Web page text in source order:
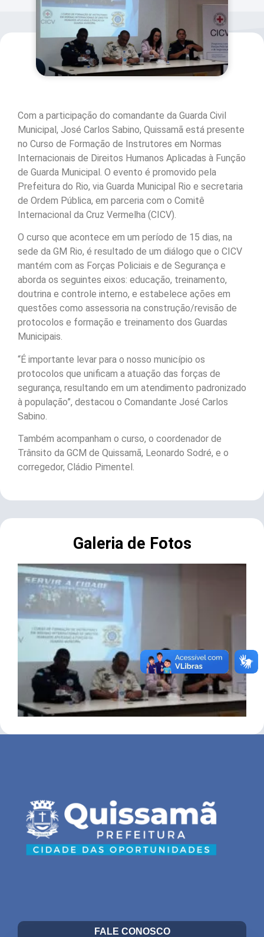
Com a participação do comandante da Guarda Civil
Municipal, José Carlos Sabino, Quissamã está presente
no Curso de Formação de Instrutores em Normas
Internacionais de Direitos Humanos Aplicadas à Função
de Guarda Municipal. O evento é promovido pela
Prefeitura do Rio, via Guarda Municipal Rio e secretaria
de Ordem Pública, em parceria com o Comitê
Internacional da Cruz Vermelha (CICV).
O curso que acontece em um período de 15 dias, na
sede da GM Rio, é resultado de um diálogo que o CICV
mantém com as Forças Policiais e de Segurança e
aborda os seguintes eixos: educação, treinamento,
doutrina e controle interno, e estabelece ações em
questões como assessoria na construção/revisão de
protocolos e formação e treinamento dos Guardas
Municipais.
“É importante levar para o nosso município os
protocolos que unificam a atuação das forças de
segurança, resultando em um atendimento padronizado
à população”, destacou o Comandante José Carlos
Sabino.
Também acompanham o curso, o coordenador de
Trânsito da GCM de Quissamã, Leonardo Sodré, e o
corregedor, Cládio Pimentel.
Galeria de Fotos
FALE CONOSCO